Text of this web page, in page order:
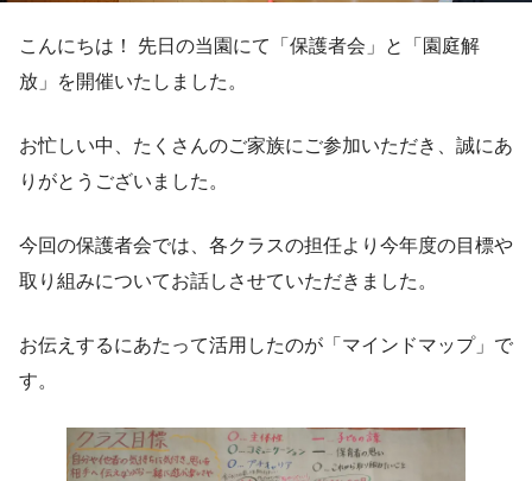
こんにちは！ 先日の当園にて「保護者会」と「園庭解
放」を開催いたしました。
お忙しい中、たくさんのご家族にご参加いただき、誠にあ
りがとうございました。
今回の保護者会では、各クラスの担任より今年度の目標や
取り組みについてお話しさせていただきました。
お伝えするにあたって活用したのが「マインドマップ」で
す。